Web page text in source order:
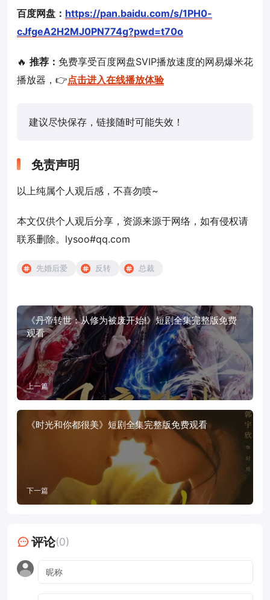
百度网盘： https://pan.baidu.com/s/1PH0-
cJfgeA2H2MJ0PN774g?pwd=t70o
🔥 推荐： 免费享受百度网盘SVIP播放速度的网易爆米花
播放器，👉点击进入在线播放体验
建议尽快保存，链接随时可能失效！
免责声明
以上纯属个人观后感，不喜勿喷~
本文仅供个人观后分享，资源来源于网络，如有侵权请
联系删除。lysoo#qq.com
先婚后爱 反转 总裁
《丹帝转世：从修为被废开始!》短剧全集完整版免费
观看
上一篇
《时光和你都很美》短剧全集完整版免费观看
下一篇
评论(0)